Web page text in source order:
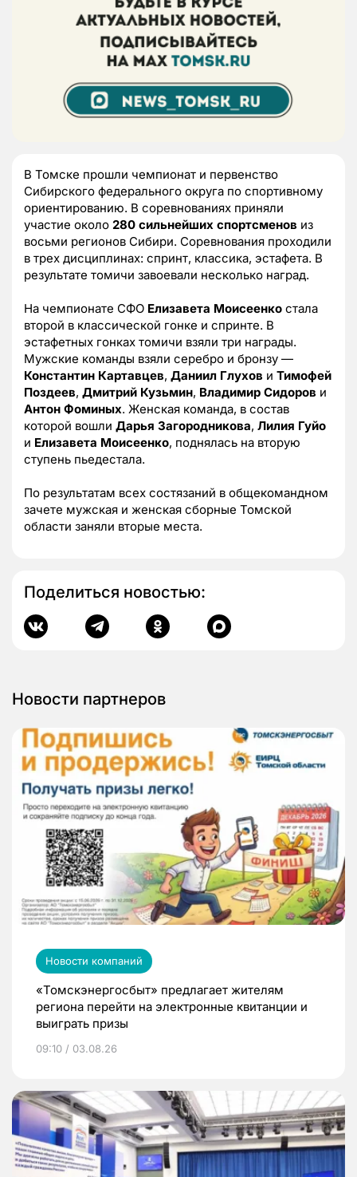
В Томске прошли чемпионат и первенство
Сибирского федерального округа по спортивному
ориентированию. В соревнованиях приняли
участие около 280 сильнейших спортсменов из
восьми регионов Сибири. Соревнования проходили
в трех дисциплинах: спринт, классика, эстафета. В
результате томичи завоевали несколько наград.
На чемпионате СФО Елизавета Моисеенко стала
второй в классической гонке и спринте. В
эстафетных гонках томичи взяли три награды.
Мужские команды взяли серебро и бронзу —
Константин Картавцев, Даниил Глухов и Тимофей
Поздеев, Дмитрий Кузьмин, Владимир Сидоров и
Антон Фоминых. Женская команда, в состав
которой вошли Дарья Загородникова, Лилия Гуйо
и Елизавета Моисеенко, поднялась на вторую
ступень пьедестала.
По результатам всех состязаний в общекомандном
зачете мужская и женская сборные Томской
области заняли вторые места.
Поделиться новостью:
Новости партнеров
Новости компаний
«Томскэнергосбыт» предлагает жителям
региона перейти на электронные квитанции и
выиграть призы
09:10 / 03.08.26